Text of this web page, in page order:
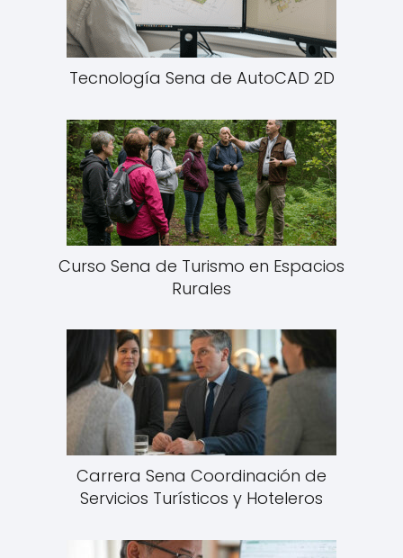
Tecnología Sena de AutoCAD 2D
Curso Sena de Turismo en Espacios
Rurales
Carrera Sena Coordinación de
Servicios Turísticos y Hoteleros